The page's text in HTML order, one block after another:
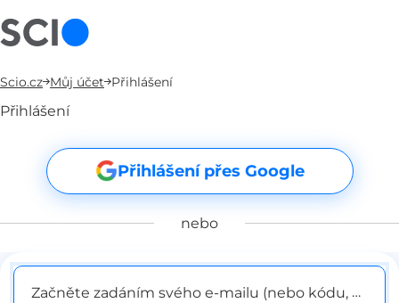
Scio.cz Můj účet Přihlášení
Přihlášení
Přihlášení přes Google
nebo
Začněte zadáním svého e-mailu (nebo kódu,